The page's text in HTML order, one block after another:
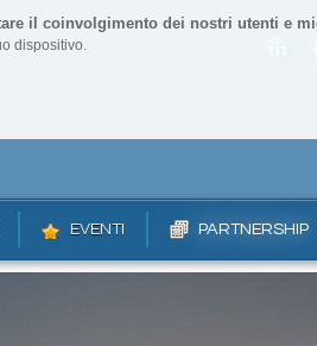
il coinvolgimento dei nostri utenti e
dispositivo.
EVENTI PARTNERSHIP